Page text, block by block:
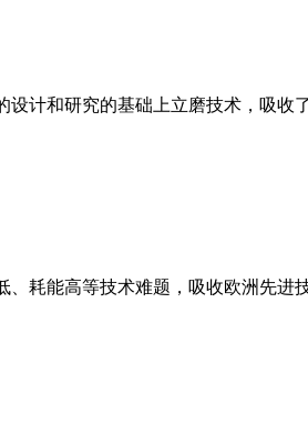
计和研究的基础上立磨技术，吸
耗能高等技术难题，吸收欧洲先